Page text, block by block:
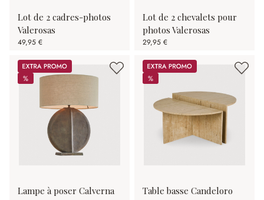
Lot de 2 cadres-photos
Valerosas
49,95 €
Lot de 2 chevalets pour
photos Valerosas
29,95 €
Promos
%
%
Lampe à poser Calverna
Promos
%
%
Table basse Candeloro